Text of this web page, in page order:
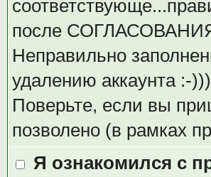
после
Неправильно
удалению аккаунта :-
Поверьте, если вы
позволено (в рамках
Я ознакомился с